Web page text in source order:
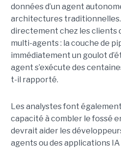
données d’un agent
architectures traditionnelles.
directement chez les clients
multi-agents : la couche de
immédiatement un goulot
agent s’exécute des
t-il rapporté.
Les analystes font
capacité à combler le fossé
devrait aider les
agents ou des applications